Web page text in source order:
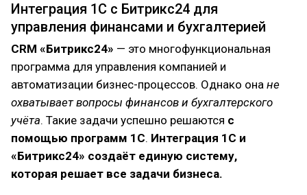
Интеграция 1С с Битрикс24 для
управления финансами и бухгалтерией
CRM «Битрикс24» — это многофункциональная
программа для управления компанией и
автоматизации бизнес-процессов. Однако она не
охватывает вопросы финансов и бухгалтерского
учёта. Такие задачи успешно решаются с
помощью программ 1С. Интеграция 1С и
«Битрикс24» создаёт единую систему,
которая решает все задачи бизнеса.